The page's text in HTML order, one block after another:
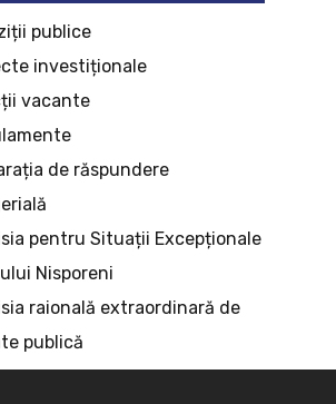
publice
investiționale
vacante
de răspundere
pentru Situații Excepționale
Nisporeni
raională extraordinară de
publică